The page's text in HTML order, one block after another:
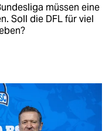
müssen eine
Soll die DFL für viel